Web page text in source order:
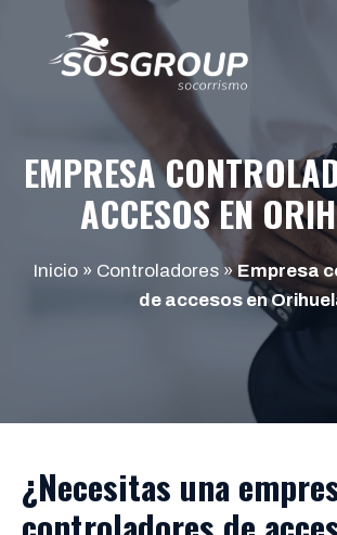
contenido
EMPRESA
ACCESOS EN
Inicio» Controladores»Empresa
de accesos en
¿Necesitas una